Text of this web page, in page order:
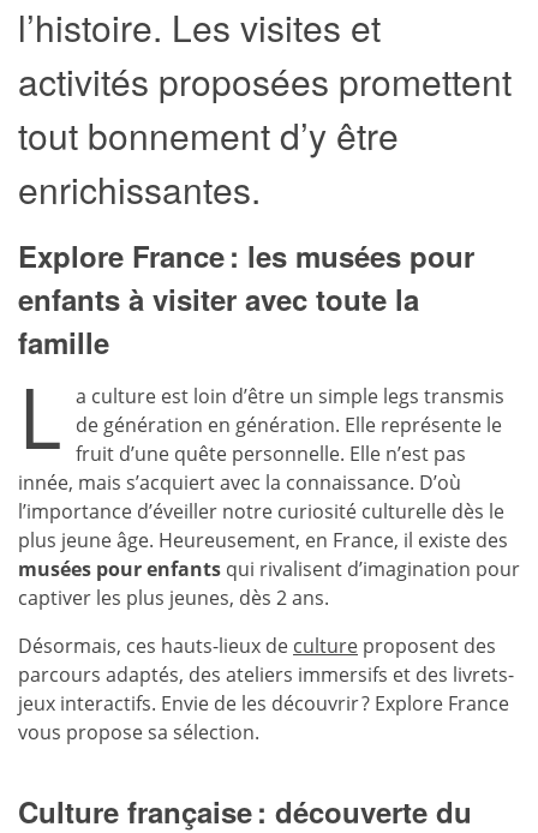
l’histoire. Les visites et
activités proposées promettent
tout bonnement d’y être
enrichissantes.
Explore France : les musées pour
enfants à visiter avec toute la
famille
L a culture est loin d’être un simple legs transmis
de génération en génération. Elle représente le
fruit d’une quête personnelle. Elle n’est pas
innée, mais s’acquiert avec la connaissance. D’où
l’importance d’éveiller notre curiosité culturelle dès le
plus jeune âge. Heureusement, en France, il existe des
musées pour enfants qui rivalisent d’imagination pour
captiver les plus jeunes, dès 2 ans.
Désormais, ces hauts-lieux de culture proposent des
parcours adaptés, des ateliers immersifs et des livrets-
jeux interactifs. Envie de les découvrir ? Explore France
vous propose sa sélection.
Culture française : découverte du